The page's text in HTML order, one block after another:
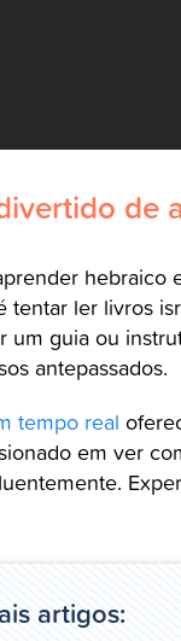
de
hebraico
ler livros
um guia ou
antepassados.
tempo real
em ver
artigos: